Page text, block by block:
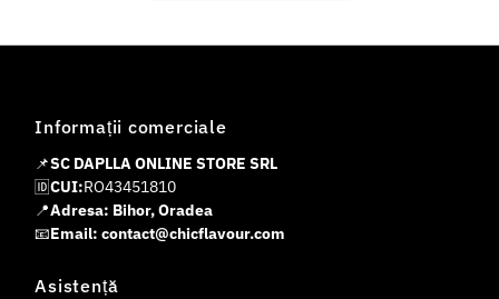
Informații comerciale
📌SC DAPLLA ONLINE STORE SRL
🆔CUI:RO43451810
📍Adresa: Bihor, Oradea
📧Email: contact@chicflavour.com
Asistență